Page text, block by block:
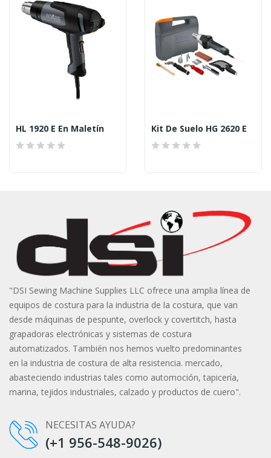
HL 1920 E En Maletín Kit De Suelo HG 2620 E
"DSI Sewing Machine Supplies LLC ofrece una amplia línea de
equipos de costura para la industria de la costura, que van
desde máquinas de pespunte, overlock y covertitch, hasta
grapadoras electrónicas y sistemas de costura
automatizados. También nos hemos vuelto predominantes
en la industria de costura de alta resistencia. mercado,
abasteciendo industrias tales como automoción, tapicería,
marina, tejidos industriales, calzado y productos de cuero".
NECESITAS AYUDA?
(+1 956-548-9026)